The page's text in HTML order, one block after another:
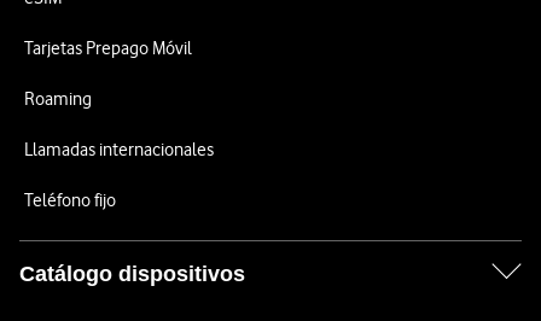
Tarjetas Prepago Móvil
Roaming
Llamadas internacionales
Teléfono fijo
Catálogo dispositivos